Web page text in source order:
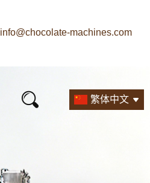
info@chocolate-machines.com
繁体中文